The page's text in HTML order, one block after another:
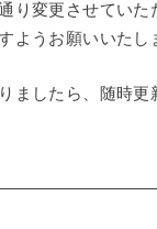
り変更させていた
ようお願いいたし
ましたら、随時更